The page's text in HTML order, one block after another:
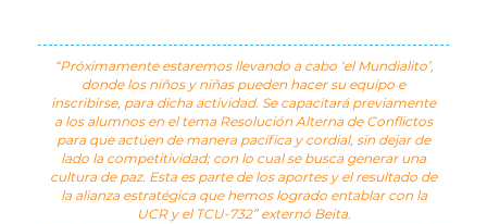
“Próximamente estaremos llevando a cabo ‘el Mundialito’,
donde los niños y niñas pueden hacer su equipo e
inscribirse, para dicha actividad. Se capacitará previamente
a los alumnos en el tema Resolución Alterna de Conflictos
para que actúen de manera pacífica y cordial, sin dejar de
lado la competitividad; con lo cual se busca generar una
cultura de paz. Esta es parte de los aportes y el resultado de
la alianza estratégica que hemos logrado entablar con la
UCR y el TCU-732” externó Beita.